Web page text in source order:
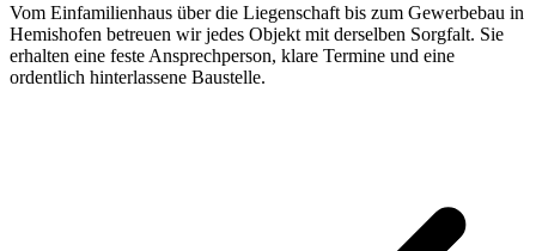
Vom Einfamilienhaus über die Liegenschaft bis zum Gewerbebau in
Hemishofen betreuen wir jedes Objekt mit derselben Sorgfalt. Sie
erhalten eine feste Ansprechperson, klare Termine und eine
ordentlich hinterlassene Baustelle.